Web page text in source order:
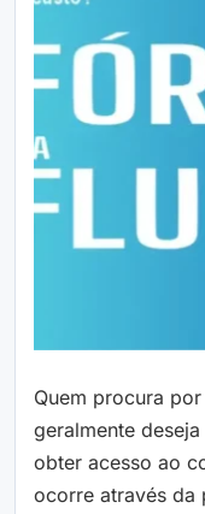
Quem procura por
geralmente
obter acesso ao
ocorre através da